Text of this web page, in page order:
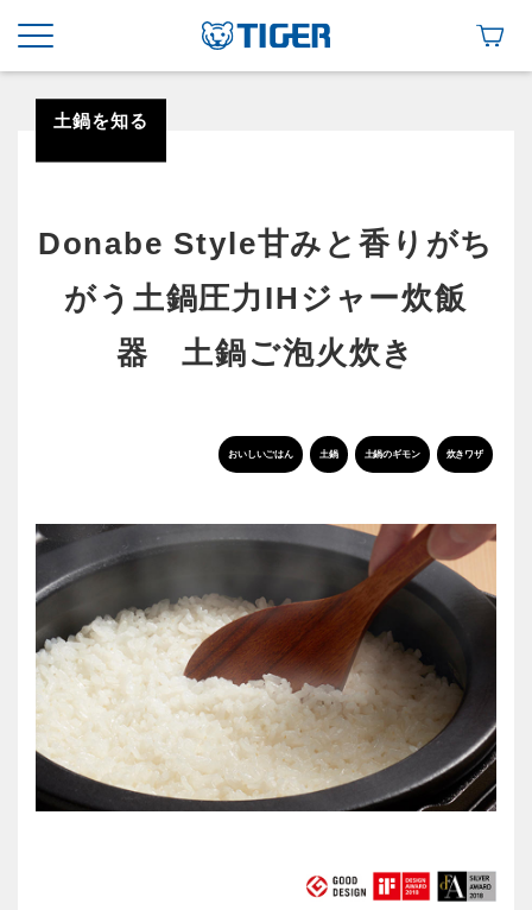
土鍋を知る
Donabe Style甘みと香りがち
がう土鍋圧力IHジャー炊飯
器 土鍋ご泡火炊き
おいしいごはん 土鍋 土鍋のギモン 炊きワザ